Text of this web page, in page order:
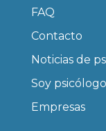
FAQ
Contacto
Noticias de
Soy psicólogo
Empresas